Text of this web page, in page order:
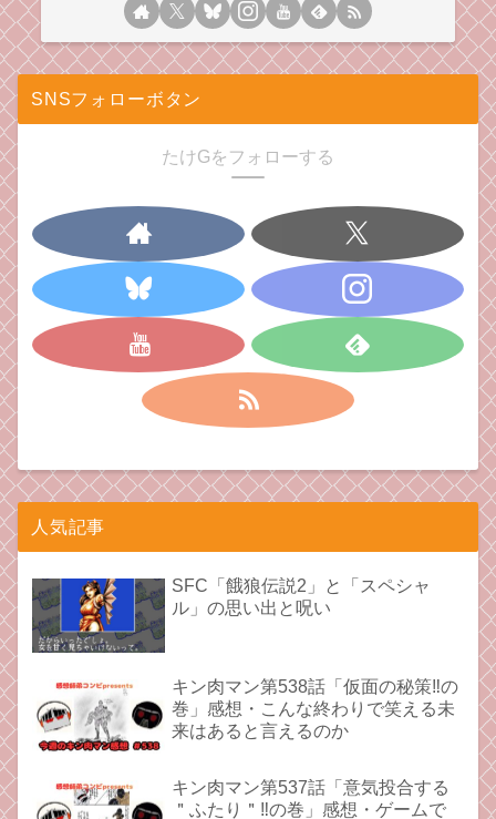
SNSフォローボタン
たけGをフォローする
人気記事
SFC「餓狼伝説2」と「スペシャ
ル」の思い出と呪い
キン肉マン第538話「仮面の秘策‼︎の
巻」感想・こんな終わりで笑える未
来はあると言えるのか
キン肉マン第537話「意気投合する
＂ふたり＂‼︎の巻」感想・ゲームで